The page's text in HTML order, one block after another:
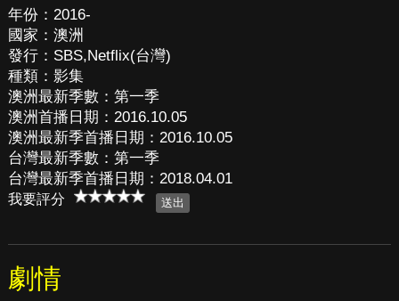
年份：2016-
國家：澳洲
發行：SBS,Netflix(台灣)
種類：影集
澳洲最新季數：第一季
澳洲首播日期：2016.10.05
澳洲最新季首播日期：2016.10.05
台灣最新季數：第一季
台灣最新季首播日期：2018.04.01
我要評分
劇情